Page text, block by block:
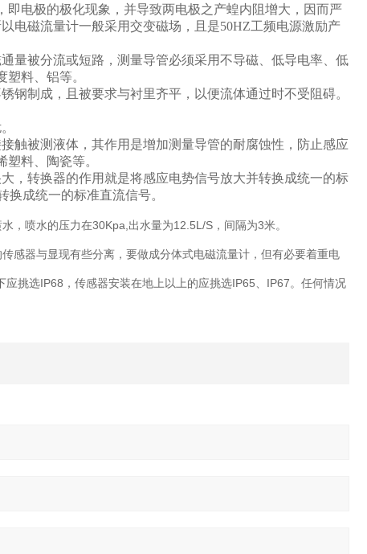
电极的极化现象，并导致两电极之产蝗内阻增大，因而严
电磁流量计一般采用交变磁场，且是50HZ工频电源激励产
量被分流或短路，测量导管必须采用不导磁、低导电率、低
料、铝等。
钢制成，且被要求与衬里齐平，以便流体通过时不受阻碍。
触被测液体，其作用是增加测量导管的耐腐蚀性，防止感应
料、陶瓷等。
，转换器的作用就是将感应电势信号放大并转换成统一的标
成统一的标准直流信号。
，喷水的压力在30Kpa,出水量为12.5L/S，间隔为3米。
感器与显现有些分离，要做成分体式电磁流量计，但有必要着重电
挑选IP68，传感器安装在地上以上的应挑选IP65、IP67。任何情况